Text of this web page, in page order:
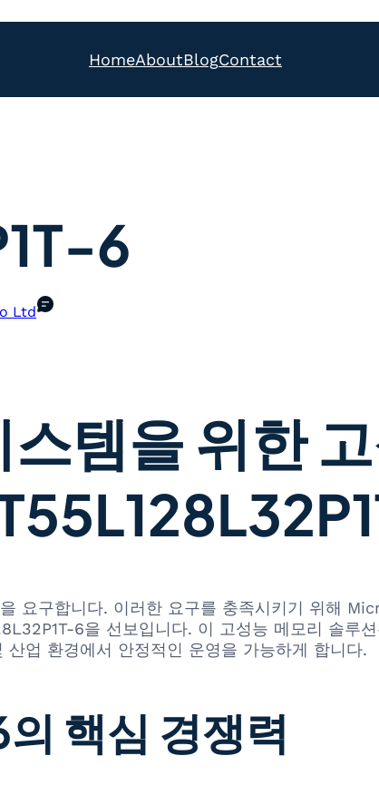
HomeAboutBlogContact
6
Ltd
템을 위한
요구합니다. 이러한 요구를 충족시키기 위해
6을 선보입니다. 이 고성능 메모리 솔루
업 환경에서 안정적인 운영을 가능하게 합니다.
핵심 경쟁력